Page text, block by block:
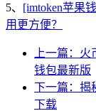
5、 [imtoken苹果
用更方便？
上一篇：
钱包最新版
下一篇：揭
下载